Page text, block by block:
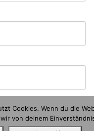
Cookies. Wenn du die
von deinem